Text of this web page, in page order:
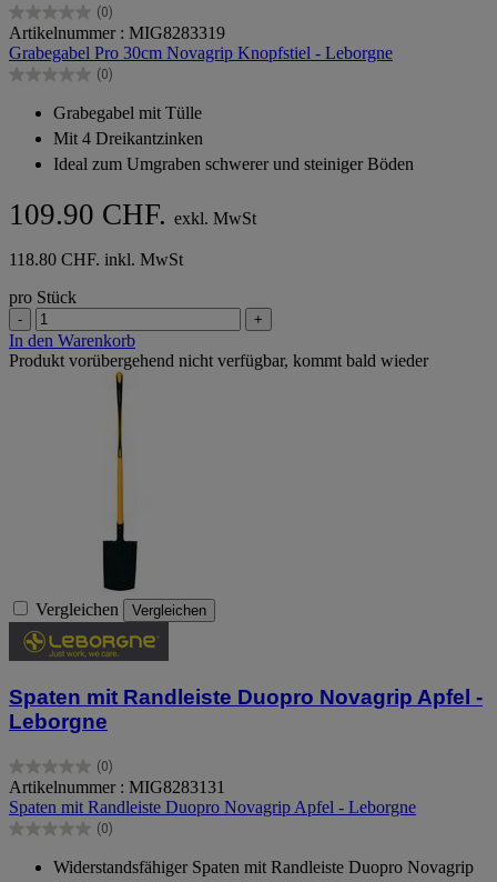
(0)
0.0
von
5
Sternen.
Artikelnummer : MIG8283319
Grabegabel Pro 30cm Novagrip Knopfstiel - Leborgne
(0)
0.0
Sternen.
Grabegabel mit Tülle
Mit 4 Dreikantzinken
Ideal zum Umgraben schwerer und steiniger Böden
109.90 CHF. exkl. MwSt
118.80 CHF. inkl. MwSt
pro Stück
- +
In den Warenkorb
Produkt vorübergehend nicht verfügbar, kommt bald wieder
Vergleichen Vergleichen
Spaten mit Randleiste Duopro Novagrip Apfel -
Leborgne
(0)
0.0
von
5
Sternen.
Artikelnummer : MIG8283131
Spaten mit Randleiste Duopro Novagrip Apfel - Leborgne
(0)
0.0
Widerstandsfähiger Spaten mit Randleiste Duopro Novagrip